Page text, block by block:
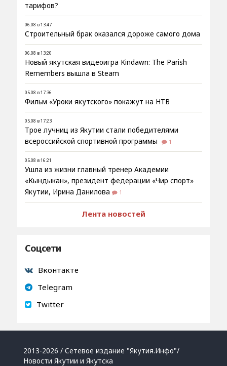
тарифов?
06.08 в 13:47
Строительный брак оказался дороже самого дома
06.08 в 13:20
Новый якутская видеоигра Kindawn: The Parish
Remembers вышла в Steam
05.08 в 17:36
Фильм «Уроки якутского» покажут на НТВ
05.08 в 17:23
Трое лучниц из Якутии стали победителями
всероссийской спортивной программы
1
05.08 в 16:21
Ушла из жизни главный тренер Академии
«Кындыкан», президент федерации «Чир спорт»
Якутии, Ирина Данилова
1
Лента новостей
Соцсети
Вконтакте
Telegram
Twitter
2013-2026 / Сетевое издание "Якутия.Инфо"/
Новости Якутии и Якутска